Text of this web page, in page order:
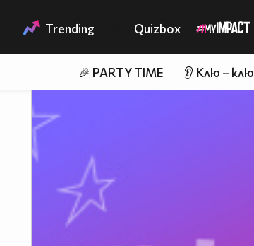
Trending Quizbox
🎉 PARTY TIME 👂 Клю – клю